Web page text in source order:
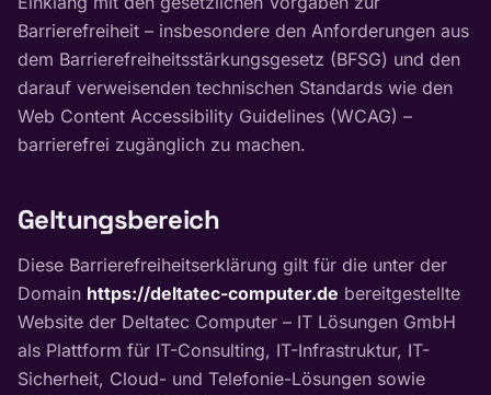
Barrierefreiheit – insbesondere den Anforderungen aus
dem Barrierefreiheitsstärkungsgesetz (BFSG) und den
darauf verweisenden technischen Standards wie den
Web Content Accessibility Guidelines (WCAG) –
barrierefrei zugänglich zu machen.
Geltungsbereich
Diese Barrierefreiheitserklärung gilt für die unter der
Domain https://deltatec-computer.de bereitgestellte
Website der Deltatec Computer – IT Lösungen GmbH
als Plattform für IT-Consulting, IT-Infrastruktur, IT-
Sicherheit, Cloud- und Telefonie-Lösungen sowie